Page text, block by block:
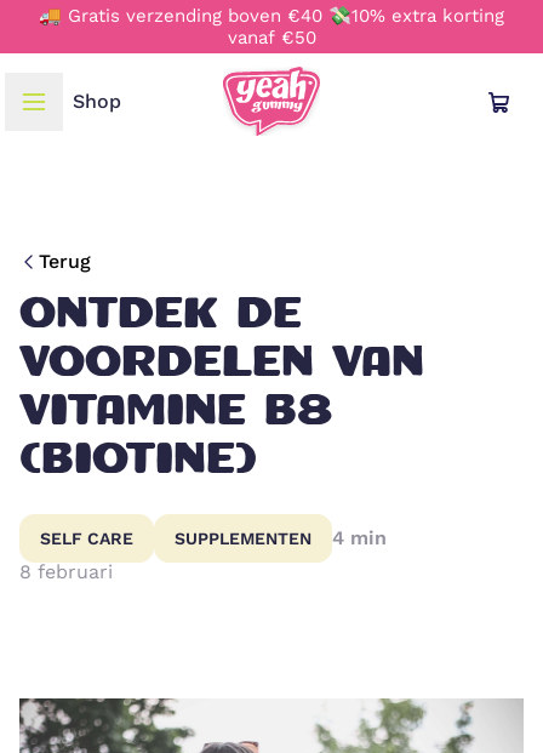
🚚 Gratis verzending boven €40 💸10% extra korting
vanaf €50
Shop
Terug
ONTDEK DE
VOORDELEN VAN
VITAMINE B8
(BIOTINE)
SELF CARE SUPPLEMENTEN 4 min
8 februari
TAAL & REGIO
English
Français
Italiano